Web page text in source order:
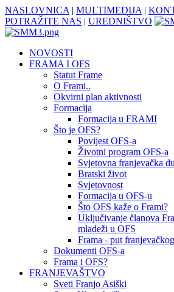
NASLOVNICA | MULTIMEDIJA |
POTRAŽITE NAS | UREDNIŠTVO
NOVOSTI
FRAMA I OFS
Statut Frame
O Frami..
Okvirni plan aktivnosti
Formacija
Formacija u FRAMI
Što je OFS?
Povijest OFS-a
Životni program OFS-a
Svjetovna franjevačka
Bratski život
Svjetovnost
Formacija u OFS-u
Što OFS kaže o Frami?
Uključivanje članova
mladeži u OFS
Frama - put
Dokumenti OFS-a
Frama i OFS?
FRANJEVAŠTVO
Sveti Franjo Asiški